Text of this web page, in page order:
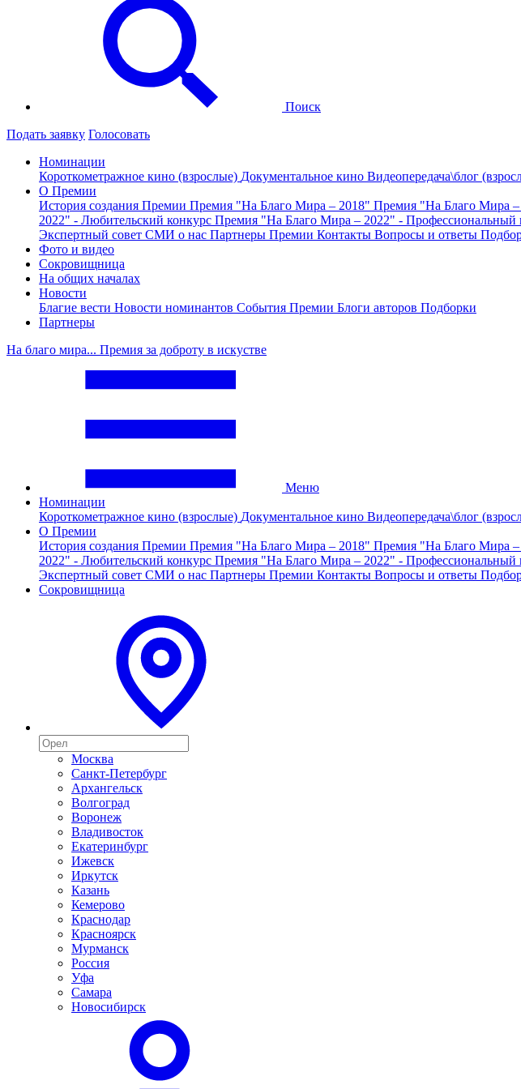
Поиск
Подать заявку Голосовать
Номинации
Короткометражное кино (взрослые) Документальное кино Видеопередача\блог
О Премии
История создания Премии Премия "На Благо Мира – 2018" Премия "На Благо Мира –
2022" - Любительский конкурс Премия "На Благо Мира – 2022" - Профессиональный
Экспертный совет СМИ о нас Партнеры Премии Контакты Вопросы и ответы
Фото и видео
Сокровищница
На общих началах
Новости
Благие вести Новости номинантов События Премии Блоги авторов Подборки
Партнеры
На благо мира... Премия за доброту в искустве
Меню
Номинации
Короткометражное кино (взрослые) Документальное кино Видеопередача\блог
О Премии
История создания Премии Премия "На Благо Мира – 2018" Премия "На Благо Мира –
2022" - Любительский конкурс Премия "На Благо Мира – 2022" - Профессиональный
Экспертный совет СМИ о нас Партнеры Премии Контакты Вопросы и ответы
Сокровищница
Москва
Санкт-Петербург
Архангельск
Волгоград
Воронеж
Владивосток
Екатеринбург
Ижевск
Иркутск
Казань
Кемерово
Краснодар
Красноярск
Мурманск
Россия
Уфа
Самара
Новосибирск